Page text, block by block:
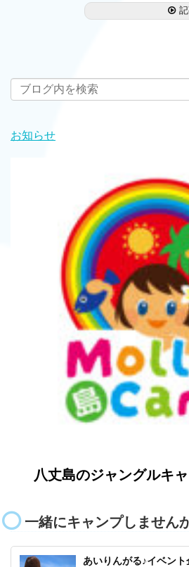
お知らせ
八丈島のジャングルキ
一緒にキャンプしません
あいりんがる♪イベント